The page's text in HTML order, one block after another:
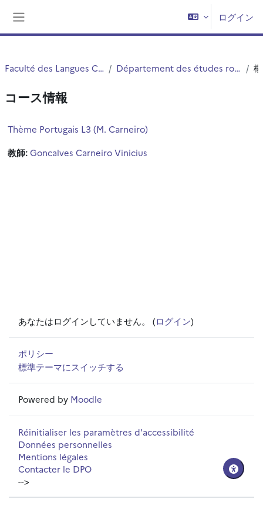
ログイン
Faculté des Langues Cultures et Sociétés (FLCS) Département des études romanes, slaves et orientales (ERSO)
コース情報
Thème Portugais L3 (M. Carneiro)
教師:Goncalves Carneiro Vinicius
あなたはログインしていません。 (ログイン)
ポリシー
標準テーマにスイッチする
Powered by Moodle
Réinitialiser les paramètres d'accessibilité
Données personnelles
Mentions légales
Contacter le DPO
-->